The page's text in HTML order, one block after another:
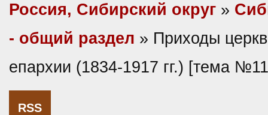
Россия, Сибирский округ »
- общий раздел » Приходы
епархии (1834-1917 гг.) [тема
RSS